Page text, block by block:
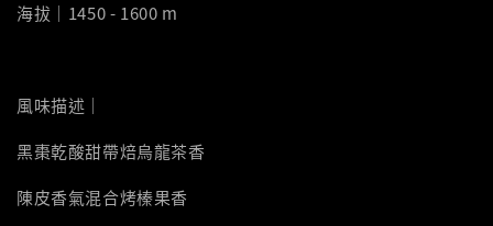
海拔｜1450 - 1600 m
風味描述｜
黑棗乾酸甜帶焙烏龍茶香
陳皮香氣混合烤榛果香